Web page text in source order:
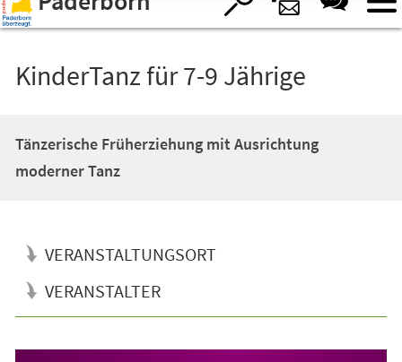
öffnen.
KinderTanz für 7-9 Jährige
Tänzerische Früherziehung mit Ausrichtung
moderner Tanz
VERANSTALTUNGSORT
VERANSTALTER